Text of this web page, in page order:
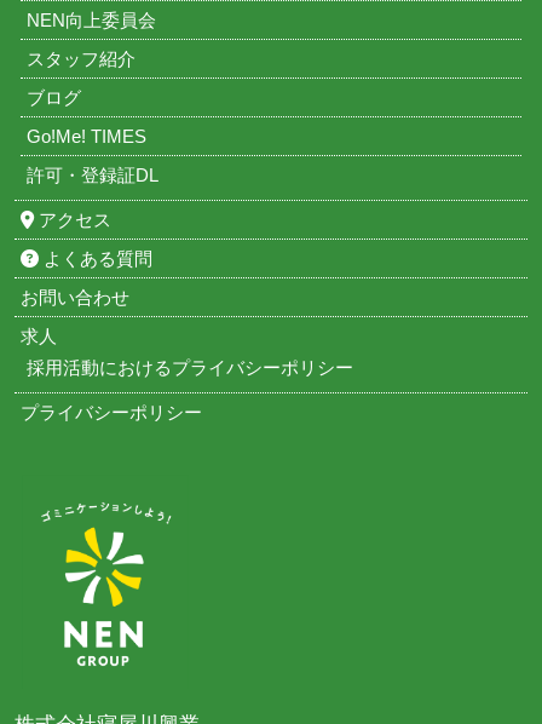
NEN向上委員会
スタッフ紹介
ブログ
Go!Me! TIMES
許可・登録証DL
アクセス
よくある質問
お問い合わせ
求人
採用活動におけるプライバシーポリシー
プライバシーポリシー